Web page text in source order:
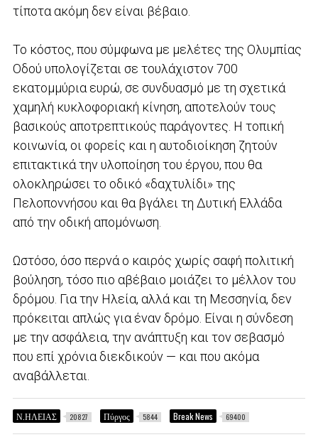
τίποτα ακόμη δεν είναι βέβαιο.
Το κόστος, που σύμφωνα με μελέτες της Ολυμπίας
Οδού υπολογίζεται σε τουλάχιστον 700
εκατομμύρια ευρώ, σε συνδυασμό με τη σχετικά
χαμηλή κυκλοφοριακή κίνηση, αποτελούν τους
βασικούς αποτρεπτικούς παράγοντες. Η τοπική
κοινωνία, οι φορείς και η αυτοδιοίκηση ζητούν
επιτακτικά την υλοποίηση του έργου, που θα
ολοκληρώσει το οδικό «δαχτυλίδι» της
Πελοποννήσου και θα βγάλει τη Δυτική Ελλάδα
από την οδική απομόνωση.
Ωστόσο, όσο περνά ο καιρός χωρίς σαφή πολιτική
βούληση, τόσο πιο αβέβαιο μοιάζει το μέλλον του
δρόμου. Για την Ηλεία, αλλά και τη Μεσσηνία, δεν
πρόκειται απλώς για έναν δρόμο. Είναι η σύνδεση
με την ασφάλεια, την ανάπτυξη και τον σεβασμό
που επί χρόνια διεκδικούν — και που ακόμα
αναβάλλεται.
Ν.ΗΛΕΙΑΣ 20827 Πύργος 5844 Break News 69400